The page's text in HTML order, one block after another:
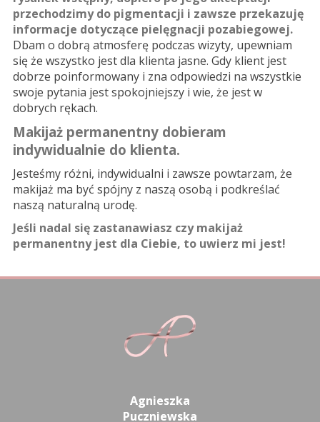
przechodzimy do pigmentacji i zawsze przekazuję
informacje dotyczące pielęgnacji pozabiegowej.
Dbam o dobrą atmosferę podczas wizyty, upewniam
się że wszystko jest dla klienta jasne. Gdy klient jest
dobrze poinformowany i zna odpowiedzi na wszystkie
swoje pytania jest spokojniejszy i wie, że jest w
dobrych rękach.
Makijaż permanentny dobieram
indywidualnie do klienta.
Jesteśmy różni, indywidualni i zawsze powtarzam, że
makijaż ma być spójny z naszą osobą i podkreślać
naszą naturalną urodę.
Jeśli nadal się zastanawiasz czy makijaż
permanentny jest dla Ciebie, to uwierz mi jest!
Agnieszka
Puczniewska